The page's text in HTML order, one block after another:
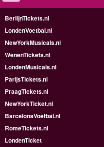
BerlijnTickets.nl
LondenVoetbal.nl
NewYorkMusicals.nl
WenenTickets.nl
LondenMusicals.nl
ParijsTickets.nl
PraagTickets.nl
NewYorkTicket.nl
BarcelonaVoetbal.nl
RomeTickets.nl
LondenTicket